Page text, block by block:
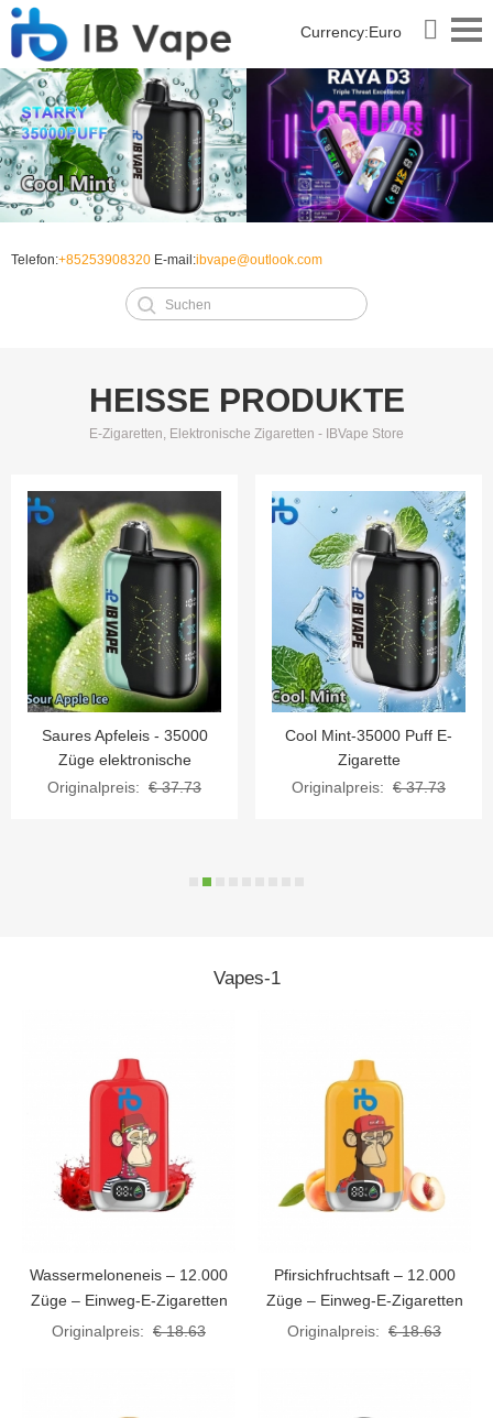
Currency:Euro
Telefon:+85253908320 E-mail:ibvape@outlook.com
HEISSE PRODUKTE
E-Zigaretten, Elektronische Zigaretten - IBVape Store
35000 Puff E-
Zigarette
€ 37.73
Erdbeer-Kiwi-35000 Puff E-
Zigaretten (Ibvape Bar)
Originalpreis: € 37.73
Vapes-1
Wassermeloneneis – 12.000
Züge – Einweg-E-Zigaretten
Originalpreis: € 18.63
Pfirsichfruchtsaft – 12.000
Züge – Einweg-E-Zigaretten
Originalpreis: € 18.63